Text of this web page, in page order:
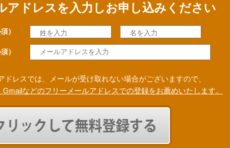
アドレスを入力しお申し込みください
）
）
レスでは、メールが受け取れない場合がございますので、
Gmailなどのフリーメールアドレスでの登録をお薦めいたします。